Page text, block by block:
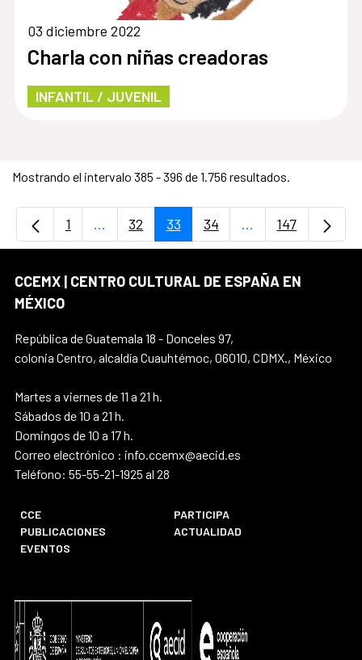
03 diciembre 2022
Charla con niñas creadoras
INFANTIL / JUVENIL
Mostrando el intervalo 385 - 396 de 1.756 resultados.
Página
1 ...Páginas intermedias Use TAB para
Página
32 Página
33 Página
34 ...PáginasPágina
147
CCEMX | CENTRO CULTURAL DE ESPAÑA EN
MÉXICO
República de Guatemala 18 - Donceles 97,
colonia Centro, alcaldía Cuauhtémoc, 06010, CDMX., México
Martes a viernes de 11 a 21 h.
Sábados de 10 a 21 h.
Domingos de 10 a 17 h.
Correo electrónico : info.ccemx@aecid.es
Teléfono: 55-55-21-1925 al 28
CCE
PARTICIPA
PUBLICACIONES
ACTUALIDAD
EVENTOS